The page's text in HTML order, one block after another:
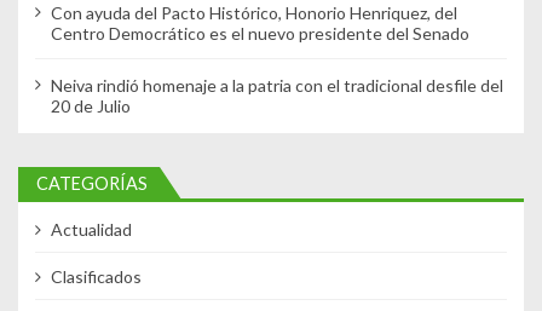
Con ayuda del Pacto Histórico, Honorio Henriquez, del
Centro Democrático es el nuevo presidente del Senado
Neiva rindió homenaje a la patria con el tradicional desfile del
20 de Julio
CATEGORÍAS
Actualidad
Clasificados